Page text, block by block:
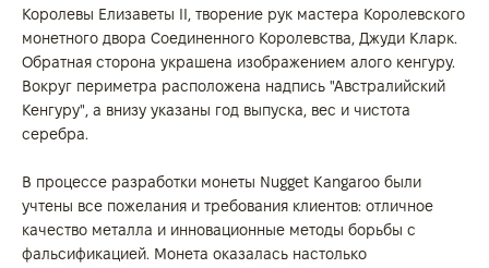
Королевы Елизаветы II, творение рук мастера Королевского
монетного двора Соединенного Королевства, Джуди Кларк.
Обратная сторона украшена изображением алого кенгуру.
Вокруг периметра расположена надпись "Австралийский
Кенгуру", а внизу указаны год выпуска, вес и чистота
серебра.
В процессе разработки монеты Nugget Kangaroo были
учтены все пожелания и требования клиентов: отличное
качество металла и инновационные методы борьбы с
фальсификацией. Монета оказалась настолько